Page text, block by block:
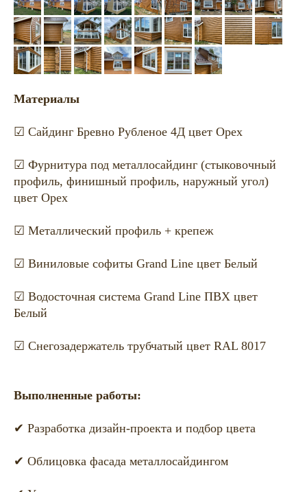
Материалы
☑ Сайдинг Бревно Рубленое 4Д цвет Орех
☑ Фурнитура под металлосайдинг (стыковочный
профиль, финишный профиль, наружный угол)
цвет Орех
☑ Металлический профиль + крепеж
☑ Виниловые софиты Grand Line цвет Белый
☑ Водосточная система Grand Line ПВХ цвет
Белый
☑ Снегозадержатель трубчатый цвет RAL 8017
Выполненные работы:
✔ Разработка дизайн-проекта и подбор цвета
✔ Облицовка фасада металлосайдингом